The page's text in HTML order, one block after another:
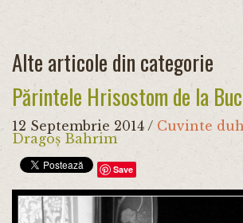
Alte articole din categorie
Părintele Hrisostom de la
12 Septembrie 2014 / Cuvinte
Dragoș Bahrim
Save